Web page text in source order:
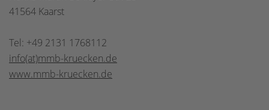
41564 Kaarst
Tel: +49 2131 1768112
info(at)mmb-kruecken.de
www.mmb-kruecken.de